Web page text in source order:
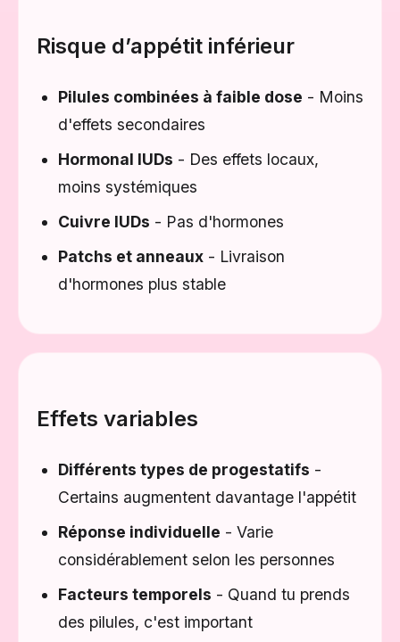
Risque d’appétit inférieur
Pilules combinées à faible dose - Moins
d'effets secondaires
Hormonal IUDs - Des effets locaux,
moins systémiques
Cuivre IUDs - Pas d'hormones
Patchs et anneaux - Livraison
d'hormones plus stable
Effets variables
Différents types de progestatifs -
Certains augmentent davantage l'appétit
Réponse individuelle - Varie
considérablement selon les personnes
Facteurs temporels - Quand tu prends
des pilules, c'est important